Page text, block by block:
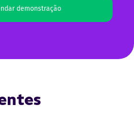
demonstração